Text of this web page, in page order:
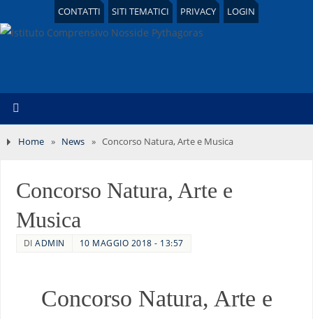
CONTATTI SITI TEMATICI PRIVACY LOGIN
Home » News » Concorso Natura, Arte e Musica
Concorso Natura, Arte e
Musica
DIADMIN 10 MAGGIO 2018 - 13:57
Concorso Natura, Arte e